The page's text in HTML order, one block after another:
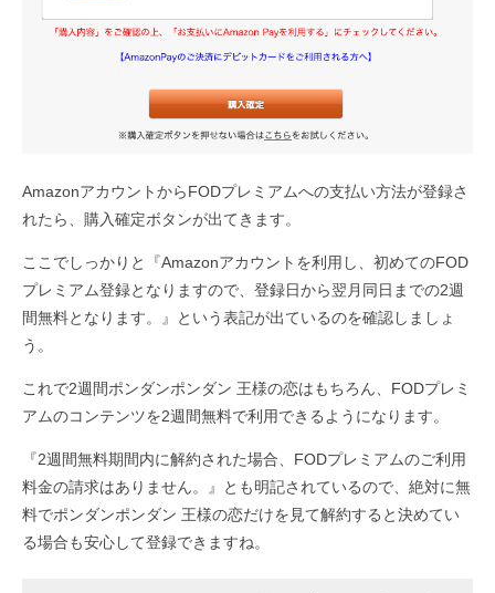
AmazonアカウントからFODプレミアムへの支払い方法が登録さ
れたら、購入確定ボタンが出てきます。
ここでしっかりと『Amazonアカウントを利用し、初めてのFOD
プレミアム登録となりますので、登録日から翌月同日までの2週
間無料となります。』という表記が出ているのを確認しましょ
う。
これで2週間ポンダンポンダン 王様の恋はもちろん、FODプレミ
アムのコンテンツを2週間無料で利用できるようになります。
『2週間無料期間内に解約された場合、FODプレミアムのご利用
料金の請求はありません。』とも明記されているので、絶対に無
料でポンダンポンダン 王様の恋だけを見て解約すると決めてい
る場合も安心して登録できますね。